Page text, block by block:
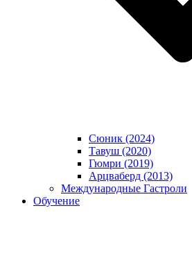
Сюник (2024)
Тавуш (2020)
Гюмри (2019)
Арцваберд (2013)
Международные Гастроли
Обучение